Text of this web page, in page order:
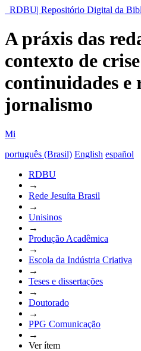
RDBU| Repositório Digital da
A práxis das
contexto de
continuidades e
jornalismo
Mi
português (Brasil) English español
RDBU
→
Rede Jesuíta Brasil
→
Unisinos
→
Produção Acadêmica
→
Escola da Indústria Criativa
→
Teses e dissertações
→
Doutorado
→
PPG Comunicação
→
Ver ítem